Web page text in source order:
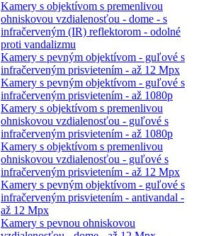
Kamery s objektívom s premenlivou
ohniskovou vzdialenosťou - dome - s
infračerveným (IR) reflektorom - odolné
proti vandalizmu
Kamery s pevným objektívom - guľové s
infračerveným prisvietením - až 12 Mpx
Kamery s pevným objektívom - guľové s
infračerveným prisvietením - až 1080p
Kamery s objektívom s premenlivou
ohniskovou vzdialenosťou - guľové s
infračerveným prisvietením - až 1080p
Kamery s objektívom s premenlivou
ohniskovou vzdialenosťou - guľové s
infračerveným prisvietením - až 12 Mpx
Kamery s pevným objektívom - guľové s
infračerveným prisvietením - antivandal -
až 12 Mpx
Kamery s pevnou ohniskovou